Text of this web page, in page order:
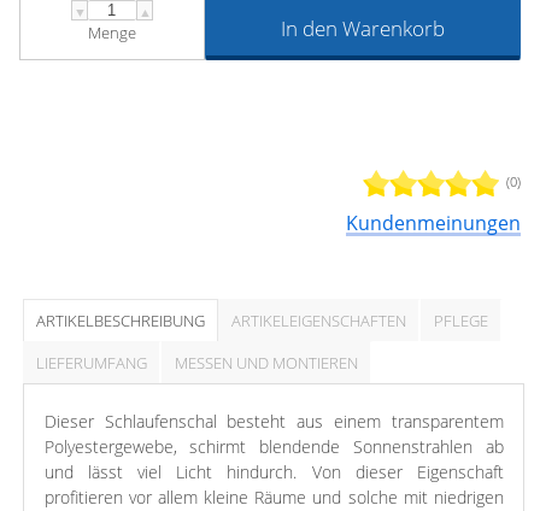
(0)
Kundenmeinungen
▼ ▲
Menge In den Warenkorb
ARTIKELBESCHREIBUNG ARTIKELEIGENSCHAFTEN
PFLEGE
LIEFERUMFANG
MESSEN UND MONTIEREN
Dieser Schlaufenschal besteht aus einem transparentem
Polyestergewebe, schirmt blendende Sonnenstrahlen ab
und lässt viel Licht hindurch. Von dieser Eigenschaft
profitieren vor allem kleine Räume und solche mit niedrigen